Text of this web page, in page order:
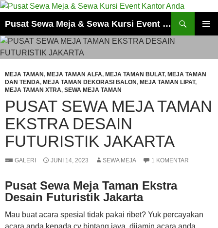
Pusat Sewa Meja & Sewa Kursi Event Kantor Anda
KE
ISI
MEJA TAMAN, MEJA TAMAN ALFA, MEJA TAMAN BULAT, MEJA TAMAN
DAN TENDA, MEJA TAMAN DEKORASI BALON, MEJA TAMAN LIPAT,
MEJA TAMAN XTRA, SEWA MEJA TAMAN
PUSAT SEWA MEJA TAMAN
EKSTRA DESAIN
FUTURISTIK JAKARTA
GALERI JUNI 14, 2023 SEWA MEJA 1 KOMENTAR
Pusat Sewa Meja Taman Ekstra
Desain Futuristik Jakarta
Mau buat acara spesial tidak pakai ribet? Yuk percayakan
acara anda kepada cv bintang jaya, dijamin acara anda